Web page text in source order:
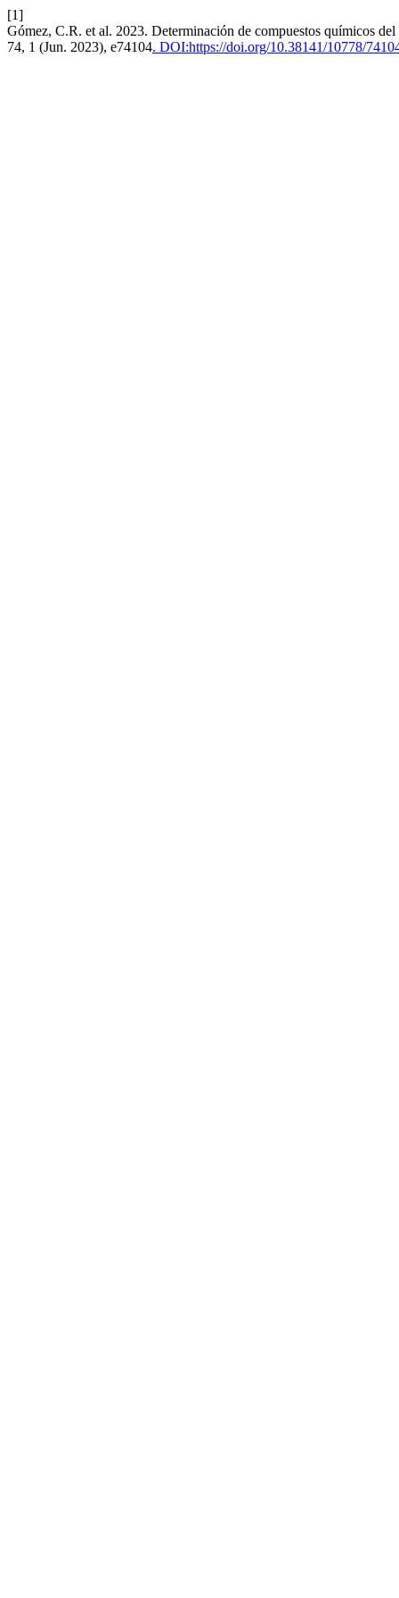
[1]
Gómez, C.R. et al. 2023. Determinación de compuestos químicos
74, 1 (Jun. 2023), e74104. DOI:https://doi.org/10.38141/10778/